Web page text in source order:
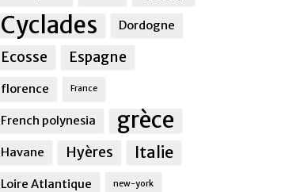
Cyclades Dordogne
Ecosse Espagne
florence France
French polynesia grèce
Havane Hyères Italie
Loire Atlantique new-york